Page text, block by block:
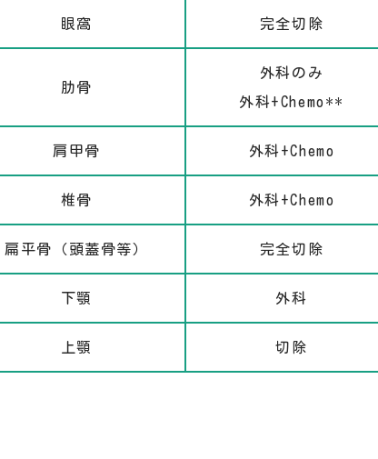
眼窩 完全切除
肋骨
外科のみ
外科+Chemo**
肩甲骨 外科+Chemo
椎骨 外科+Chemo
扁平骨（頭蓋骨等） 完全切除
下顎 外科
上顎 切除